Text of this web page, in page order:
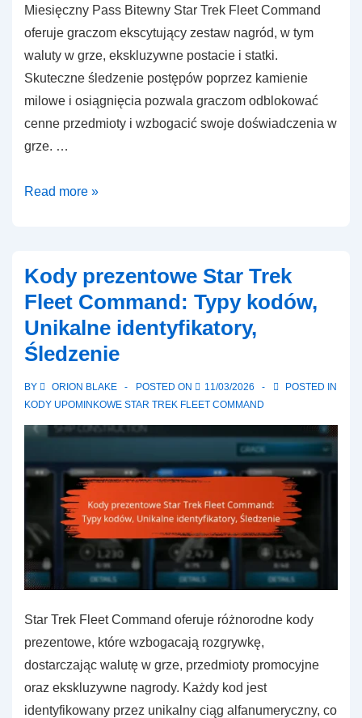
Miesięczny Pass Bitewny Star Trek Fleet Command
oferuje graczom ekscytujący zestaw nagród, w tym
waluty w grze, ekskluzywne postacie i statki.
Skuteczne śledzenie postępów poprzez kamienie
milowe i osiągnięcia pozwala graczom odblokować
cenne przedmioty i wzbogacić swoje doświadczenia w
grze. …
Nagrody
w
Star
Trek
Fleet
Śledzenie
Kamienie
milowe,
Osiągnięcia
Read more »
Kody prezentowe Star Trek
Fleet Command: Typy kodów,
Unikalne identyfikatory,
Śledzenie
BY ORION BLAKE POSTED ON 11/03/2026
POSTED IN
KODY UPOMINKOWE STAR TREK FLEET COMMAND
Star Trek Fleet Command oferuje różnorodne kody
prezentowe, które wzbogacają rozgrywkę,
dostarczając walutę w grze, przedmioty promocyjne
oraz ekskluzywne nagrody. Każdy kod jest
identyfikowany przez unikalny ciąg alfanumeryczny, co